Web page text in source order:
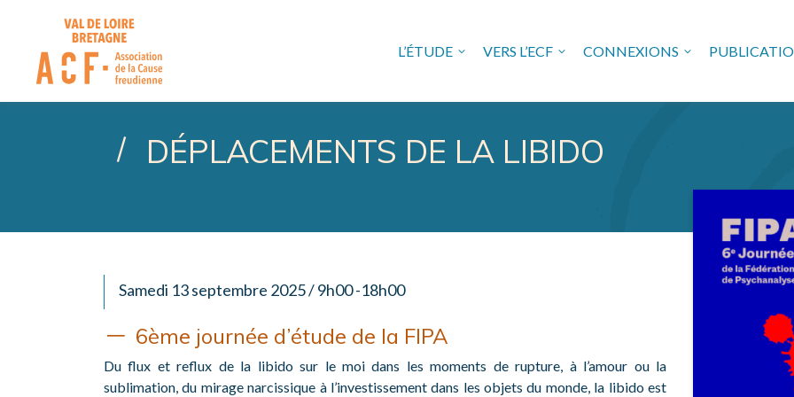
ASSOCIATION DE LA CAUSE FREUDIENNE EN VAL
L’ÉTUDE VERS L’ECF CONNEXIONS
DÉPLACEMENTS DE LA LIBIDO
Samedi 13 septembre 2025 / 9h00 -18h00
6ème journée d’étude de la FIPA
Du flux et reflux de la libido sur le moi dans les moments de rupture, à l’amour ou la
sublimation, du mirage narcissique à l’investissement dans les objets du monde, la libido est